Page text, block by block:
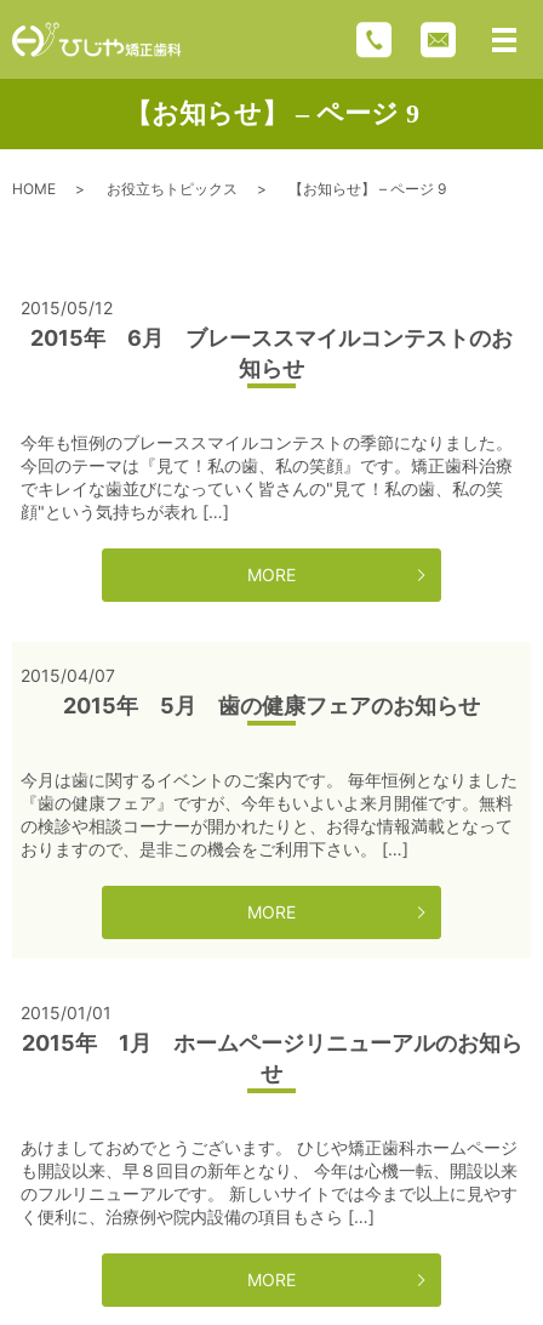
【お知らせ】 – ページ 9
HOME お役立ちトピックス 【お知らせ】 – ページ 9
2015/05/12
2015年 6月 ブレーススマイルコンテストのお
知らせ
今年も恒例のブレーススマイルコンテストの季節になりました。
今回のテーマは『見て！私の歯、私の笑顔』です。矯正歯科治療
でキレイな歯並びになっていく皆さんの"見て！私の歯、私の笑
顔"という気持ちが表れ […]
MORE
2015/04/07
2015年 5月 歯の健康フェアのお知らせ
今月は歯に関するイベントのご案内です。 毎年恒例となりました
『歯の健康フェア』ですが、今年もいよいよ来月開催です。無料
の検診や相談コーナーが開かれたりと、お得な情報満載となって
おりますので、是非この機会をご利用下さい。 […]
MORE
2015/01/01
2015年 1月 ホームページリニューアルのお知ら
せ
あけましておめでとうございます。 ひじや矯正歯科ホームページ
も開設以来、早８回目の新年となり、 今年は心機一転、開設以来
のフルリニューアルです。 新しいサイトでは今まで以上に見やす
く便利に、治療例や院内設備の項目もさら […]
MORE